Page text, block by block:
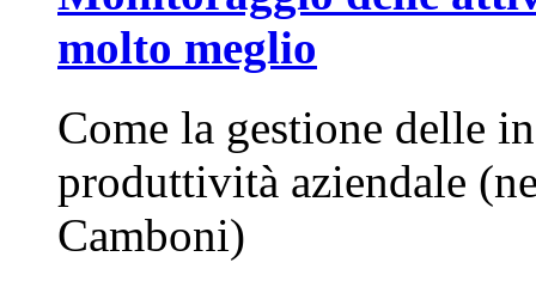
molto meglio
Come la gestione delle
produttività aziendale
Camboni)